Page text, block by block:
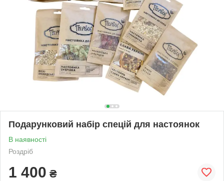
Подарунковий набір спецій для настоянок
В наявності
Роздріб
1 400 ₴